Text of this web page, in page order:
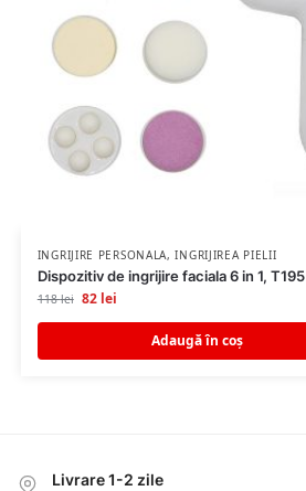
INGRIJIRE PERSONALA,INGRIJIREA PIELII
Dispozitiv de ingrijire faciala 6 in 1, T195
118lei 82 lei
Adaugă în coș
Livrare 1-2 zile